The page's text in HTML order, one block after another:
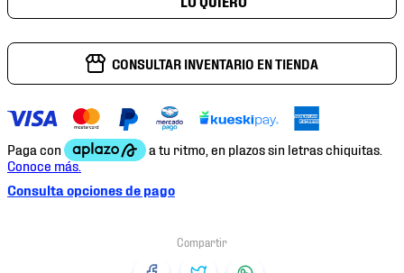
CONSULTAR INVENTARIO EN TIENDA
Consulta opciones de pago